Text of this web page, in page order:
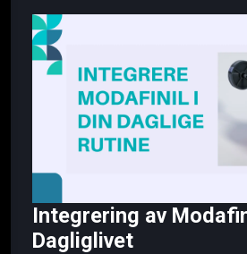
Integrering av
Dagliglivet